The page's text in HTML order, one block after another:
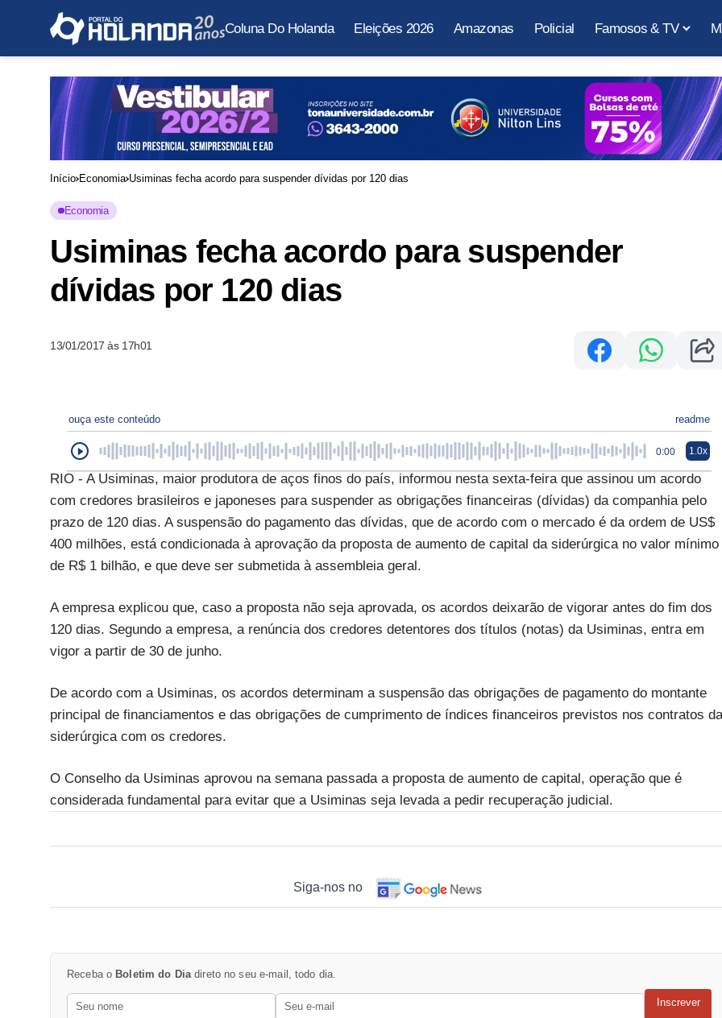
Coluna Do Holanda Eleições 2026 Amazonas Policial Famosos & TV
Início Economia Usiminas fecha acordo para suspender dívidas por 120 dias
Economia
Usiminas fecha acordo para suspender
dívidas por 120 dias
13/01/2017 às 17h01
ouça este conteúdo readme
0:00 1.0x
RIO - A Usiminas, maior produtora de aços finos do país, informou nesta sexta-feira que assinou um acordo
com credores brasileiros e japoneses para suspender as obrigações financeiras (dívidas) da companhia pelo
prazo de 120 dias. A suspensão do pagamento das dívidas, que de acordo com o mercado é da ordem de US$
400 milhões, está condicionada à aprovação da proposta de aumento de capital da siderúrgica no valor mínimo
de R$ 1 bilhão, e que deve ser submetida à assembleia geral.
A empresa explicou que, caso a proposta não seja aprovada, os acordos deixarão de vigorar antes do fim dos
120 dias. Segundo a empresa, a renúncia dos credores detentores dos títulos (notas) da Usiminas, entra em
vigor a partir de 30 de junho.
De acordo com a Usiminas, os acordos determinam a suspensão das obrigações de pagamento do montante
principal de financiamentos e das obrigações de cumprimento de índices financeiros previstos nos contratos da
siderúrgica com os credores.
O Conselho da Usiminas aprovou na semana passada a proposta de aumento de capital, operação que é
considerada fundamental para evitar que a Usiminas seja levada a pedir recuperação judicial.
Siga-nos no
Receba o Boletim do Dia direto no seu e-mail, todo dia.
Inscrever